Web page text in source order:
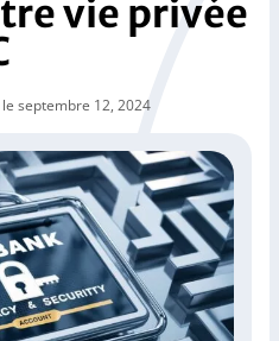
vie privée
septembre 12, 2024